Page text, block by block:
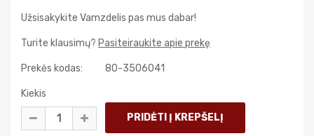
Užsisakykite Vamzdelis pas mus dabar!
Turite klausimų? Pasiteiraukite apie prekę
Prekės kodas: 80-3506041
Kiekis